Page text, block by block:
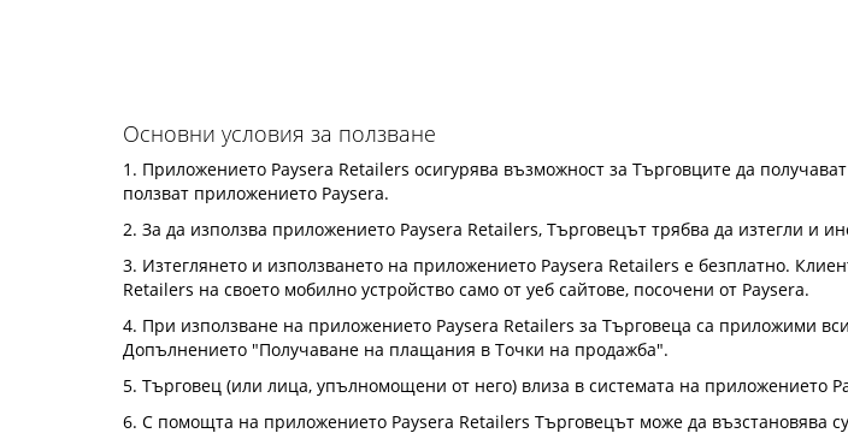
Основни условия за ползване
1. Приложението Paysera Retailers осигурява възможност за Търговците да
ползват приложението Paysera.
2. За да използва приложението Paysera Retailers, Търговецът трябва да изтегли и
3. Изтеглянето и използването на приложението Paysera Retailers е безплатно.
Retailers на своето мобилно устройство само от уеб сайтове, посочени от Paysera.
4. При използване на приложението Paysera Retailers за Търговеца са приложими
Допълнението "Получаване на плащания в Точки на продажба".
5. Търговец (или лица, упълномощени от него) влиза в системата на приложението
6. С помощта на приложението Paysera Retailers Търговецът може да възстановява